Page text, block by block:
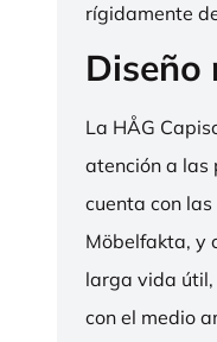
rígidamente
Diseño
La HÅG
atención a las
cuenta con las
Möbelfakta, y
larga vida
con el medio